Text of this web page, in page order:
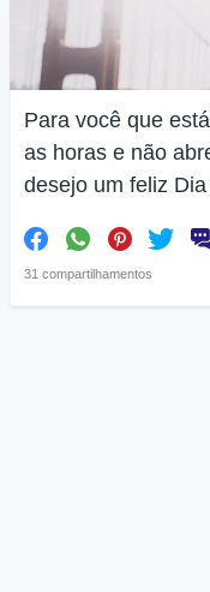
Para você que
as horas e não
desejo um feliz
31 compartilhamentos